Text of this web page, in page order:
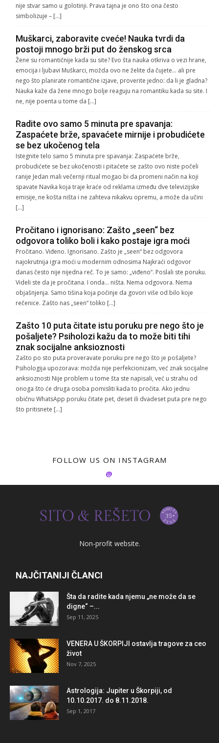
nije stvar samo u golotinji. Prava tajna je ono što ona često
simbolizuje – […]
Muškarci, zaboravite cveće! Nauka tvrdi da
postoji mnogo brži put do ženskog srca
Žene su romantičnije kada su site? Evo šta nauka otkriva o vezi hrane,
emocija i ljubavi Muškarci, možda ovo ne želite da čujete… ali pre
nego što planirate romantične izjave, proverite jedno: da li je gladna?
Nauka kaže da žene mnogo bolje reaguju na romantiku kada su site. I
ne, nije poenta u tome da […]
Radite ovo samo 5 minuta pre spavanja:
Zaspaćete brže, spavaćete mirnije i probudićete
se bez ukočenog tela
Istegnite telo samo 5 minuta pre spavanja: Zaspaćete brže,
probudićete se bez ukočenosti i pitaćete se zašto ovo niste počeli
ranije Jedan mali večernji ritual mogao bi da promeni način na koji
spavate Navika koja traje kraće od reklama između dve televizijske
emisije, ne košta ništa i ne zahteva nikakvu opremu, a može da učini
[…]
Pročitano i ignorisano: Zašto „seen“ bez
odgovora toliko boli i kako postaje igra moći
Pročitano. Viđeno. Ignorisano. Zašto je „seen“ bez odgovora
najokrutnija igra moći u modernim odnosima Najkraći odgovor
danas često nije nijedna reč. To je samo: „viđeno“. Poslali ste poruku.
Videli ste da je pročitana. I onda… ništa. Nema odgovora. Nema
objašnjenja. Samo tišina koja počinje da govori više od bilo koje
rečenice. Zašto nas „seen“ toliko […]
Zašto 10 puta čitate istu poruku pre nego što je
pošaljete? Psiholozi kažu da to može biti tihi
znak socijalne anksioznosti
Zašto po sto puta proveravate poruku pre nego što je pošaljete?
Psihologija upozorava: možda nije perfekcionizam, već znak socijalne
anksioznosti Nije problem u tome šta ste napisali, već u strahu od
onoga što će druga osoba pomisliti kada to pročita. Ako jednu
običnu WhatsApp poruku čitate pet, deset ili dvadeset puta pre nego
što pritisnete […]
FOLLOW US ON INSTAGRAM
@
Non-profit website.
NAJČITANIJI ČLANCI
Šta da radite kada njemu „ne može da se
digne“ –...
Sep 11, 2025
VENERA U ŠKORPIJI ostavlja tragove za ceo
život
Nov 7, 2025
Astrologija: Jupiter u Škorpiji, od
10.10.2017. do 8.11.2018.
Sep 1, 2017